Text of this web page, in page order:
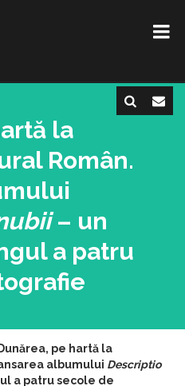
la
Român.
– un
a patru
Dunărea, pe hartă la
albumului Descriptio
a patru secole de